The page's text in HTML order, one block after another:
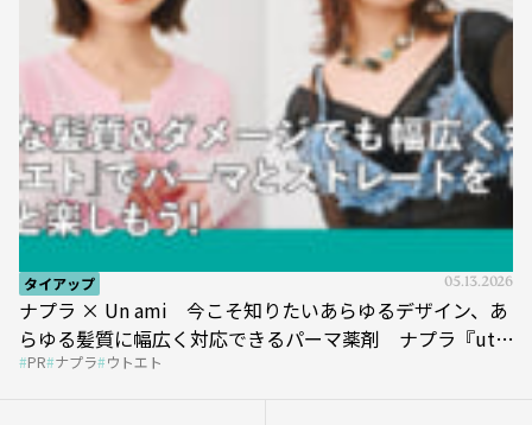
タイアップ 05.13.2026
ナプラ × Un ami 今こそ知りたいあらゆるデザイン、あ
らゆる髪質に幅広く対応できるパーマ薬剤 ナプラ『ut-
et』
PR ナプラ ウトエト